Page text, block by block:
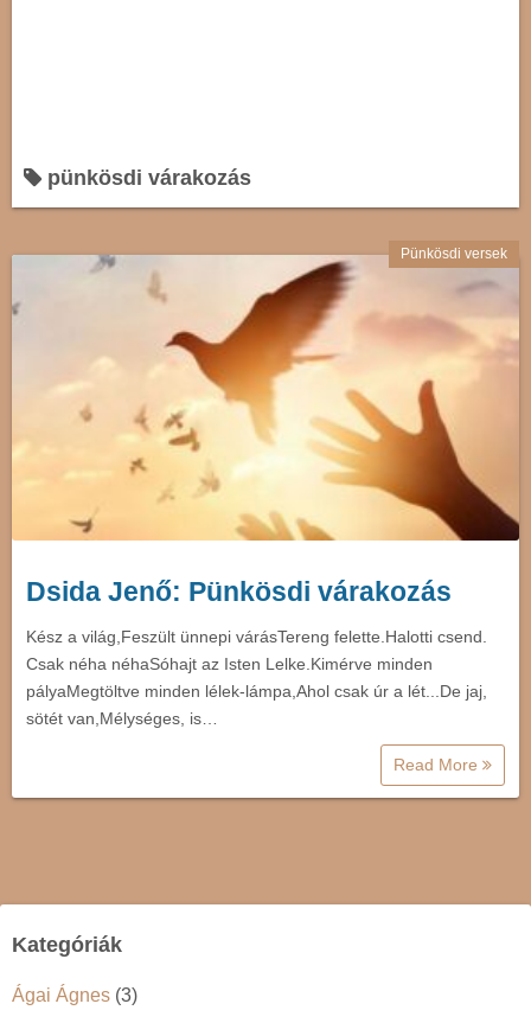
pünkösdi várakozás
Pünkösdi versek
Dsida Jenő: Pünkösdi várakozás
Kész a világ,Feszült ünnepi várásTereng felette.Halotti csend.
Csak néha néhaSóhajt az Isten Lelke.Kimérve minden
pályaMegtöltve minden lélek-lámpa,Ahol csak úr a lét...De jaj,
sötét van,Mélységes, is…
Read More
Kategóriák
Ágai Ágnes (3)